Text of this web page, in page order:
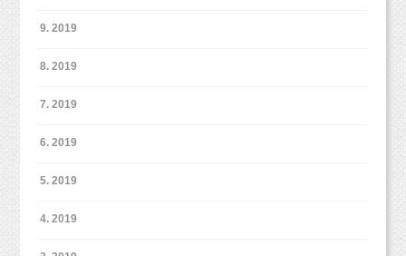
追加撮影をされたお客様には、
す。
9. 2019
8. 2019
7. 2019
6. 2019
5. 2019
4. 2019